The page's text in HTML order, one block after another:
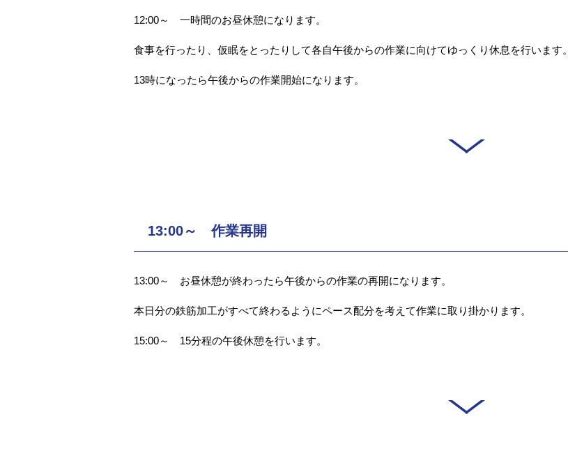
12:00～ 一時間のお昼休憩になります。
食事を行ったり、仮眠をとったりして各自午後からの作業に向けてゆっくり休息を行います。
13時になったら午後からの作業開始になります。
13:00～ 作業再開
13:00～ お昼休憩が終わったら午後からの作業の再開になります。
本日分の鉄筋加工がすべて終わるようにペース配分を考えて作業に取り掛かります。
15:00～ 15分程の午後休憩を行います。